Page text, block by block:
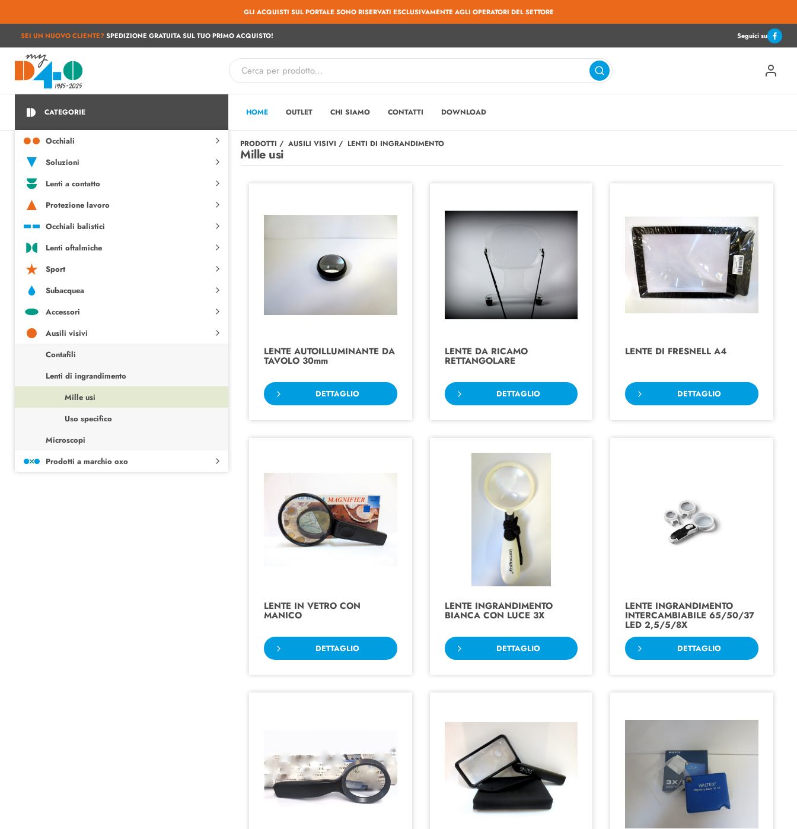
GLI ACQUISTI SUL PORTALE SONO RISERVATI ESCLUSIVAMENTE AGLI OPERATORI DEL SETTORE
SEI UN NUOVO CLIENTE?SPEDIZIONE GRATUITA SUL TUO PRIMO ACQUISTO! Seguici su
CATEGORIE
Occhiali
Soluzioni
Lenti a contatto
Protezione lavoro
Occhiali balistici
Lenti oftalmiche
Sport
Subacquea
Accessori
Ausili visivi
Contafili
Lenti di ingrandimento
Mille usi
Uso specifico
Microscopi
Prodotti a marchio oxo
HOME OUTLET CHI SIAMO CONTATTI DOWNLOAD
PRODOTTI AUSILI VISIVI LENTI DI INGRANDIMENTO
Mille usi
LENTE AUTOILLUMINANTE DA
TAVOLO 30mm
DETTAGLIO
LENTE DA RICAMO
RETTANGOLARE
DETTAGLIO
LENTE DI FRESNELL A4
DETTAGLIO
LENTE IN VETRO CON
MANICO
DETTAGLIO
LENTE INGRANDIMENTO
BIANCA CON LUCE 3X
DETTAGLIO
LENTE INGRANDIMENTO
INTERCAMBIABILE 65/50/37
LED 2,5/5/8X
DETTAGLIO